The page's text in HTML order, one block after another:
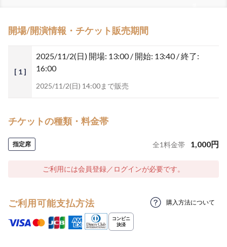
開場/開演情報・チケット販売期間
[ 1 ]
2025/11/2(日) 開場: 13:00 / 開始: 13:40 / 終了:
16:00
2025/11/2(日) 14:00まで販売
チケットの種類・料金帯
指定席 全1料金帯 1,000円
ご利用には会員登録／ログインが必要です。
ご利用可能支払方法 購入方法について